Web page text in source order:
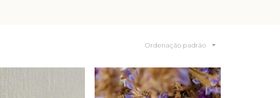
Ordenação padrão